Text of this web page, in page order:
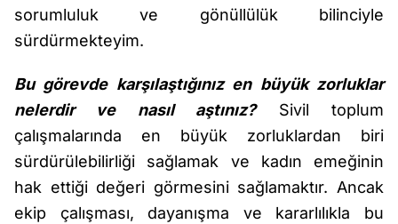
sorumluluk ve gönüllülük bilinciyle
sürdürmekteyim.
Bu görevde karşılaştığınız en büyük zorluklar
nelerdir ve nasıl aştınız?Sivil toplum
çalışmalarında en büyük zorluklardan biri
sürdürülebilirliği sağlamak ve kadın emeğinin
hak ettiği değeri görmesini sağlamaktır. Ancak
ekip çalışması, dayanışma ve kararlılıkla bu